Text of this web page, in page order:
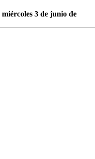
miércoles 3 de junio de